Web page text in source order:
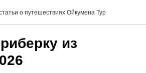
о путешествиях Ойкумена Тур
из